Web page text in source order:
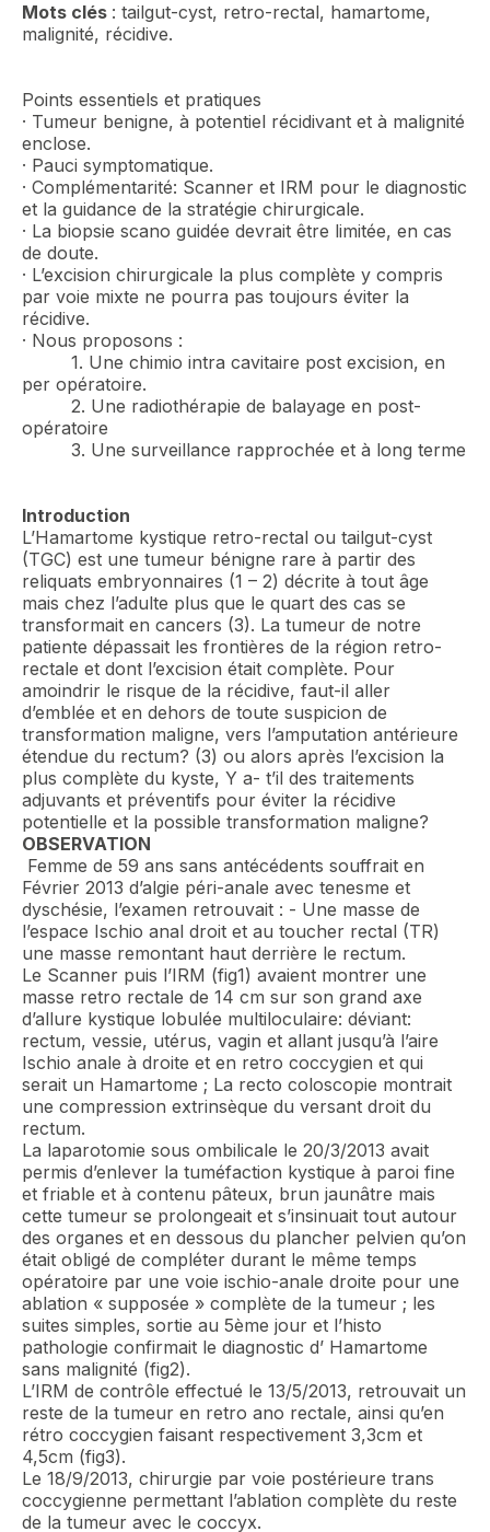
Mots clés : tailgut-cyst, retro-rectal, hamartome,
malignité, récidive.
Points essentiels et pratiques
· Tumeur benigne, à potentiel récidivant et à malignité
enclose.
· Pauci symptomatique.
· Complémentarité: Scanner et IRM pour le diagnostic
et la guidance de la stratégie chirurgicale.
· La biopsie scano guidée devrait être limitée, en cas
de doute.
· L’excision chirurgicale la plus complète y compris
par voie mixte ne pourra pas toujours éviter la
récidive.
· Nous proposons :
1. Une chimio intra cavitaire post excision, en
per opératoire.
2. Une radiothérapie de balayage en post-
opératoire
3. Une surveillance rapprochée et à long terme
Introduction
L’Hamartome kystique retro-rectal ou tailgut-cyst
(TGC) est une tumeur bénigne rare à partir des
reliquats embryonnaires (1 – 2) décrite à tout âge
mais chez l’adulte plus que le quart des cas se
transformait en cancers (3). La tumeur de notre
patiente dépassait les frontières de la région retro-
rectale et dont l’excision était complète. Pour
amoindrir le risque de la récidive, faut-il aller
d’emblée et en dehors de toute suspicion de
transformation maligne, vers l’amputation antérieure
étendue du rectum? (3) ou alors après l’excision la
plus complète du kyste, Y a- t’il des traitements
adjuvants et préventifs pour éviter la récidive
potentielle et la possible transformation maligne?
OBSERVATION
Femme de 59 ans sans antécédents souffrait en
Février 2013 d’algie péri-anale avec tenesme et
dyschésie, l’examen retrouvait : - Une masse de
l’espace Ischio anal droit et au toucher rectal (TR)
une masse remontant haut derrière le rectum.
Le Scanner puis l’IRM (fig1) avaient montrer une
masse retro rectale de 14 cm sur son grand axe
d’allure kystique lobulée multiloculaire: déviant:
rectum, vessie, utérus, vagin et allant jusqu’à l’aire
Ischio anale à droite et en retro coccygien et qui
serait un Hamartome ; La recto coloscopie montrait
une compression extrinsèque du versant droit du
rectum.
La laparotomie sous ombilicale le 20/3/2013 avait
permis d’enlever la tuméfaction kystique à paroi fine
et friable et à contenu pâteux, brun jaunâtre mais
cette tumeur se prolongeait et s’insinuait tout autour
des organes et en dessous du plancher pelvien qu’on
était obligé de compléter durant le même temps
opératoire par une voie ischio-anale droite pour une
ablation « supposée » complète de la tumeur ; les
suites simples, sortie au 5ème jour et l’histo
pathologie confirmait le diagnostic d’ Hamartome
sans malignité (fig2).
L’IRM de contrôle effectué le 13/5/2013, retrouvait un
reste de la tumeur en retro ano rectale, ainsi qu’en
rétro coccygien faisant respectivement 3,3cm et
4,5cm (fig3).
Le 18/9/2013, chirurgie par voie postérieure trans
coccygienne permettant l’ablation complète du reste
de la tumeur avec le coccyx.